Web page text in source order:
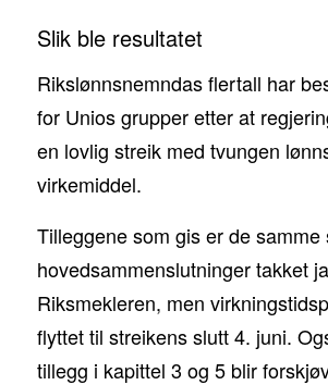
Slik ble resultatet
Rikslønnsnemndas flertall har
for Unios grupper etter at
en lovlig streik med tvungen
virkemiddel.
Tilleggene som gis er de samme
hovedsammenslutninger takket
Riksmekleren, men
flyttet til streikens slutt 4. juni.
tillegg i kapittel 3 og 5 blir